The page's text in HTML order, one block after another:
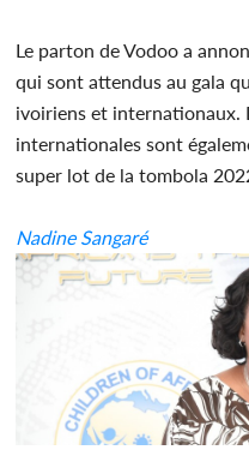
Le parton de Vodoo a
qui sont attendus au gala
ivoiriens et internationaux.
internationales sont
super lot de la tombola
Nadine Sangaré